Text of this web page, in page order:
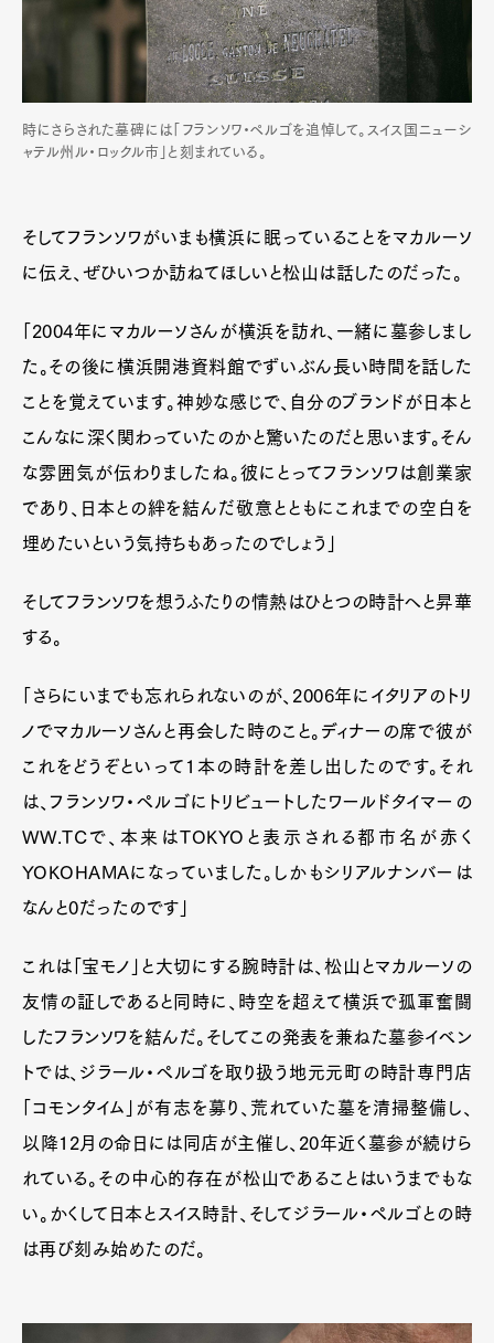
時にさらされた墓碑には「フランソワ・ペルゴを追悼して。スイス国ニューシ
ャテル州ル・ロックル市」と刻まれている。
そしてフランソワがいまも横浜に眠っていることをマカルーソ
に伝え、ぜひいつか訪ねてほしいと松山は話したのだった。
「2004年にマカルーソさんが横浜を訪れ、一緒に墓参しまし
た。その後に横浜開港資料館でずいぶん長い時間を話した
ことを覚えています。神妙な感じで、自分のブランドが日本と
こんなに深く関わっていたのかと驚いたのだと思います。そん
な雰囲気が伝わりましたね。彼にとってフランソワは創業家
であり、日本との絆を結んだ敬意とともにこれまでの空白を
埋めたいという気持ちもあったのでしょう」
そしてフランソワを想うふたりの情熱はひとつの時計へと昇華
する。
「さらにいまでも忘れられないのが、2006年にイタリアのトリ
ノでマカルーソさんと再会した時のこと。ディナーの席で彼が
これをどうぞといって1本の時計を差し出したのです。それ
は、フランソワ・ペルゴにトリビュートしたワールドタイマーの
WW.TCで、本来はTOKYOと表示される都市名が赤く
YOKOHAMAになっていました。しかもシリアルナンバーは
なんと0だったのです」
これは「宝モノ」と大切にする腕時計は、松山とマカルーソの
友情の証しであると同時に、時空を超えて横浜で孤軍奮闘
したフランソワを結んだ。そしてこの発表を兼ねた墓参イベン
トでは、ジラール・ペルゴを取り扱う地元元町の時計専門店
「コモンタイム」が有志を募り、荒れていた墓を清掃整備し、
以降12月の命日には同店が主催し、20年近く墓参が続けら
れている。その中心的存在が松山であることはいうまでもな
い。かくして日本とスイス時計、そしてジラール・ペルゴとの時
は再び刻み始めたのだ。